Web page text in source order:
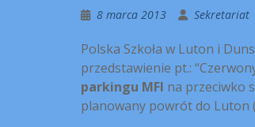
8 marca 2013 Sekretariat
Polska Szkoła w Luton i
przedstawienie pt.:
parkingu MFI na przeciwko
planowany powrót do Luton